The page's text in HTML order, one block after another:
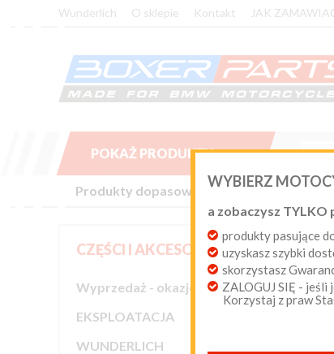
Wunderlich O sklepie Kontakt JAK
WYBIERZ
a zobaczysz
produkty pasujące
uzyskasz szybki
skorzystasz
ZALOGUJ SIĘ - jeśli
Korzystaj z praw
POKAŻ PRODUKTY 
Produkty dopasowane do Twojego
CZĘŚCI I AKCESORIA
Wyprzedaż - okazje cenowe
EKSPLOATACJA
WUNDERLICH